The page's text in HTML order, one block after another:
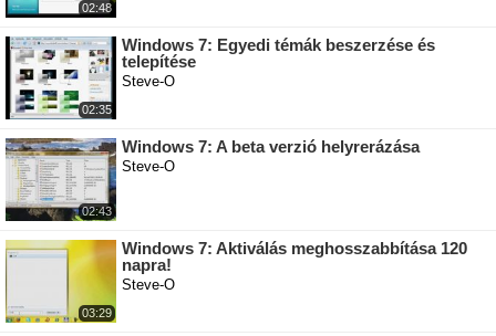
02:48
02:35
Windows 7: Egyedi témák beszerzése és
telepítése
Steve-O
02:43
Windows 7: A beta verzió helyrerázása
Steve-O
03:29
Windows 7: Aktiválás meghosszabbítása 120
napra!
Steve-O